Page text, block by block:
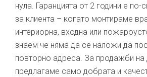
нула. Гаранцията от 2 години е
за клиента – когато монтираме
интериорна, входна или
знаем че няма да се наложи да
повторно адреса. За продажби на
предлагаме само добрата и